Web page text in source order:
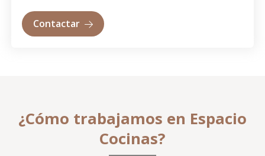
Contactar
¿Cómo trabajamos en Espacio
Cocinas?